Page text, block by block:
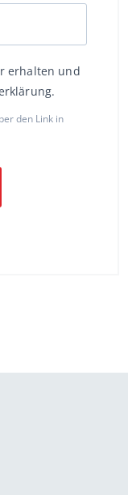
erhalten und
den Link in